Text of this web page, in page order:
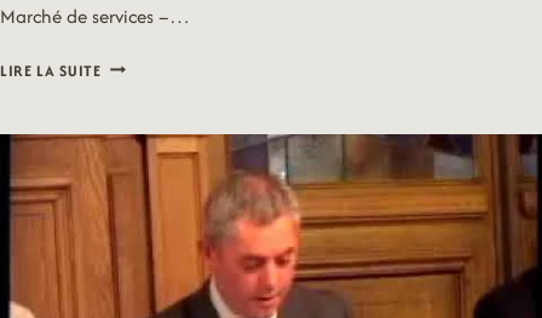
Marché de services –…
LIRE LA SUITE14/09/15